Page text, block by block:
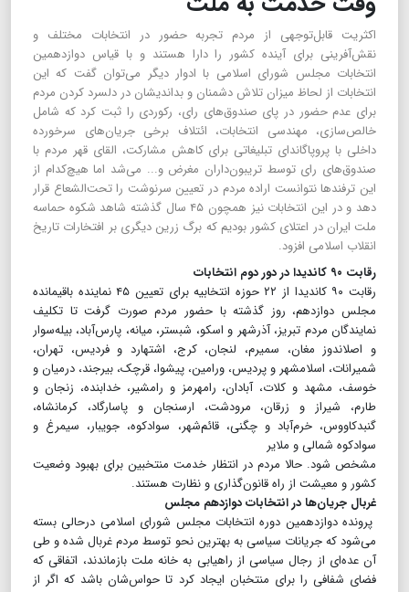
اکثریت قابل‌توجهی از مردم تجربه حضور در انتخابات مختلف و
نقش‌آفرینی برای آینده کشور را دارا هستند و با قیاس دوازدهمین
انتخابات مجلس شورای اسلامی با ادوار دیگر می‌توان گفت که این
انتخابات از لحاظ میزان تلاش دشمنان و بداندیشان در دلسرد کردن مردم
برای عدم حضور در پای صندوق‌های رای، رکوردی را ثبت کرد که شامل
خالص‌سازی، مهندسی انتخابات، ائتلاف برخی جریان‌های سرخورده
داخلی با پروپاگاندای تبلیغاتی برای کاهش مشارکت، القای قهر مردم با
صندوق‌های رای توسط تریبون‌داران مغرض و... می‌شد اما هیچ‌کدام از
این ترفندها نتوانست اراده مردم در تعیین سرنوشت را تحت‌الشعاع قرار
دهد و در این انتخابات نیز همچون ۴۵ سال گذشته شاهد شکوه حماسه
ملت ایران در اعتلای کشور بودیم که برگ زرین دیگری بر افتخارات تاریخ
انقلاب اسلامی افزود.
رقابت ۹۰ کاندیدا در دور دوم انتخابات
رقابت ۹۰ کاندیدا از ۲۲ حوزه انتخابیه برای تعیین ۴۵ نماینده باقیمانده
مجلس دوازدهم، روز گذشته با حضور مردم صورت گرفت تا تکلیف
نمایندگان مردم تبریز، آذرشهر و اسکو، شبستر، میانه، پارس‌آباد، بیله‌سوار
و اصلاندوز مغان، سمیرم، لنجان، کرج، اشتهارد و فردیس، تهران،
شمیرانات، اسلامشهر و پردیس، ورامین، پیشوا، قرچک، بیرجند، درمیان و
خوسف، مشهد و کلات، آبادان، رامهرمز و رامشیر، خدا‌بنده، زنجان و
طارم، شیراز و زرقان، مرودشت، ارسنجان و پاسارگاد، کرمانشاه،
گنبد‌کاووس، خرم‌آباد و چگنی، قائم‌شهر، سوادکوه، جویبار، سیمرغ و
سوادکوه شمالی و ملایر
مشخص شود. حالا مردم در انتظار خدمت منتخبین برای بهبود وضعیت
کشور و معیشت از راه قانون‌گذاری و نظارت هستند.
غربال جریان‌ها در انتخابات دوازدهم مجلس
پرونده دوازدهمین دوره انتخابات مجلس شورای اسلامی در‌حالی بسته
می‌شود که جریانات سیاسی به بهترین نحو توسط مردم غربال شده و طی
آن عده‌ای از رجال سیاسی از راهیابی به خانه ملت بازماندند، اتفاقی که
فضای شفافی را برای منتخبان ایجاد کرد تا حواس‌شان باشد که اگر از